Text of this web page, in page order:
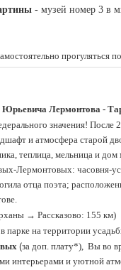
- музей номер 3 в
прогуляться
Юрьевича Лермонтова -
значения!
и атмосфера старой
теплица, мельница и
Лермонтовых: часовня-
отца поэта;
→ Рассказово: 155 км)
парке на территории
(за доп. плату*), Вы во
интерьерами и уютной